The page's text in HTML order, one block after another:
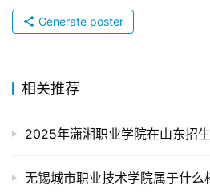
Generate poster
相关推荐
2025年潇湘职业学院在山东招
无锡城市职业技术学院属于什么